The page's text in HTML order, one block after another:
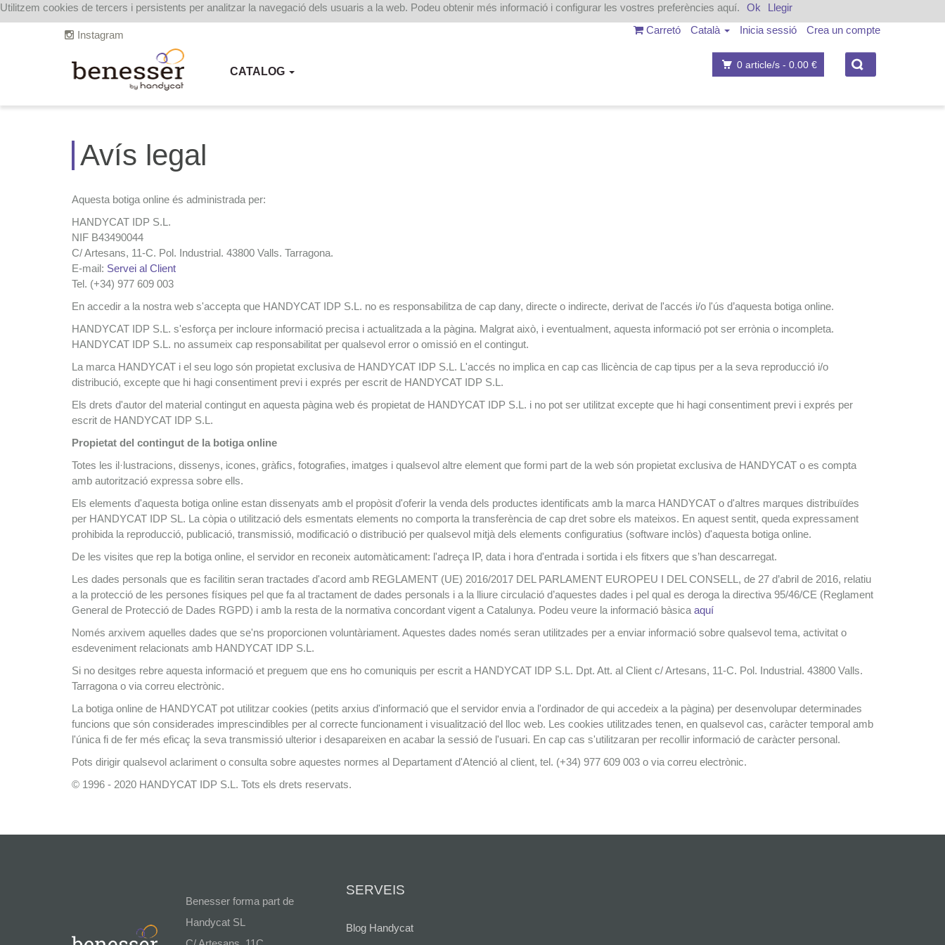
Utilitzem cookies de tercers i persistents per analitzar la navegació dels usuaris a la web. Podeu obtenir més informació i configurar les vostres preferències aquí. Ok Llegir
Instagram Carretó Català Inicia sessió Crea un compte
CATALOG
0 article/s - 0.00 €
Avís legal
Aquesta botiga online és administrada per:
HANDYCAT IDP S.L.
NIF B43490044
C/ Artesans, 11-C. Pol. Industrial. 43800 Valls. Tarragona.
E-mail: Servei al Client
Tel. (+34) 977 609 003
En accedir a la nostra web s'accepta que HANDYCAT IDP S.L. no es responsabilitza de cap dany, directe o indirecte, derivat de l'accés i/o l'ús d’aquesta botiga online.
HANDYCAT IDP S.L. s'esforça per incloure informació precisa i actualitzada a la pàgina. Malgrat això, i eventualment, aquesta informació pot ser errònia o incompleta.
HANDYCAT IDP S.L. no assumeix cap responsabilitat per qualsevol error o omissió en el contingut.
La marca HANDYCAT i el seu logo són propietat exclusiva de HANDYCAT IDP S.L. L'accés no implica en cap cas llicència de cap tipus per a la seva reproducció i/o
distribució, excepte que hi hagi consentiment previ i exprés per escrit de HANDYCAT IDP S.L.
Els drets d'autor del material contingut en aquesta pàgina web és propietat de HANDYCAT IDP S.L. i no pot ser utilitzat excepte que hi hagi consentiment previ i exprés per
escrit de HANDYCAT IDP S.L.
Propietat del contingut de la botiga online
Totes les il·lustracions, dissenys, icones, gràfics, fotografies, imatges i qualsevol altre element que formi part de la web són propietat exclusiva de HANDYCAT o es compta
amb autorització expressa sobre ells.
Els elements d'aquesta botiga online estan dissenyats amb el propòsit d'oferir la venda dels productes identificats amb la marca HANDYCAT o d'altres marques distribuïdes
per HANDYCAT IDP SL. La còpia o utilització dels esmentats elements no comporta la transferència de cap dret sobre els mateixos. En aquest sentit, queda expressament
prohibida la reproducció, publicació, transmissió, modificació o distribució per qualsevol mitjà dels elements configuratius (software inclòs) d'aquesta botiga online.
De les visites que rep la botiga online, el servidor en reconeix automàticament: l'adreça IP, data i hora d'entrada i sortida i els fitxers que s’han descarregat.
Les dades personals que es facilitin seran tractades d'acord amb REGLAMENT (UE) 2016/2017 DEL PARLAMENT EUROPEU I DEL CONSELL, de 27 d’abril de 2016, relatiu
a la protecció de les persones físiques pel que fa al tractament de dades personals i a la lliure circulació d’aquestes dades i pel qual es deroga la directiva 95/46/CE (Reglament
General de Protecció de Dades RGPD) i amb la resta de la normativa concordant vigent a Catalunya. Podeu veure la informació bàsica aquí
Només arxivem aquelles dades que se'ns proporcionen voluntàriament. Aquestes dades només seran utilitzades per a enviar informació sobre qualsevol tema, activitat o
esdeveniment relacionats amb HANDYCAT IDP S.L.
Si no desitges rebre aquesta informació et preguem que ens ho comuniquis per escrit a HANDYCAT IDP S.L. Dpt. Att. al Client c/ Artesans, 11-C. Pol. Industrial. 43800 Valls.
Tarragona o via correu electrònic.
La botiga online de HANDYCAT pot utilitzar cookies (petits arxius d'informació que el servidor envia a l'ordinador de qui accedeix a la pàgina) per desenvolupar determinades
funcions que són considerades imprescindibles per al correcte funcionament i visualització del lloc web. Les cookies utilitzades tenen, en qualsevol cas, caràcter temporal amb
l'única fi de fer més eficaç la seva transmissió ulterior i desapareixen en acabar la sessió de l'usuari. En cap cas s'utilitzaran per recollir informació de caràcter personal.
Pots dirigir qualsevol aclariment o consulta sobre aquestes normes al Departament d'Atenció al client, tel. (+34) 977 609 003 o via correu electrònic.
© 1996 - 2020 HANDYCAT IDP S.L. Tots els drets reservats.
Benesser forma part de
Handycat SL
SERVEIS
Blog Handycat